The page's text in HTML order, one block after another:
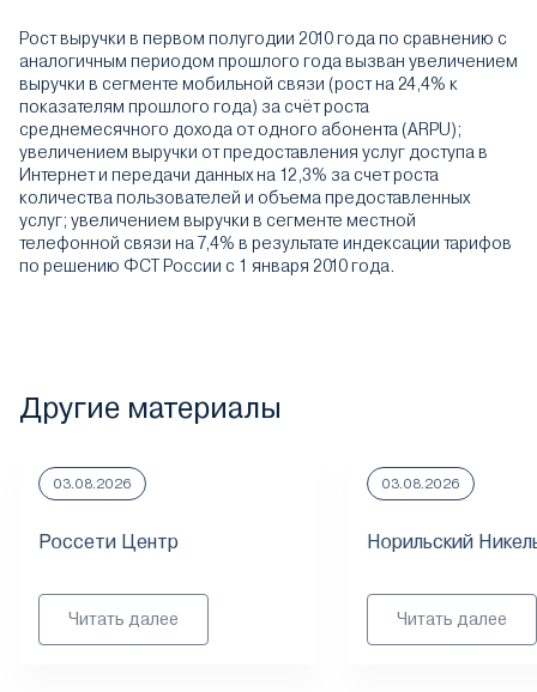
Рост выручки в первом полугодии 2010 года по сравнению с
аналогичным периодом прошлого года вызван увеличением
выручки в сегменте мобильной связи (рост на 24,4% к
показателям прошлого года) за счёт роста
среднемесячного дохода от одного абонента (ARPU);
увеличением выручки от предоставления услуг доступа в
Интернет и передачи данных на 12,3% за счет роста
количества пользователей и объема предоставленных
услуг; увеличением выручки в сегменте местной
телефонной связи на 7,4% в результате индексации тарифов
по решению ФСТ России с 1 января 2010 года.
Другие материалы
03.08.2026
Россети Центр
Читать далее
03.08.2026
Норильский
Читать далее